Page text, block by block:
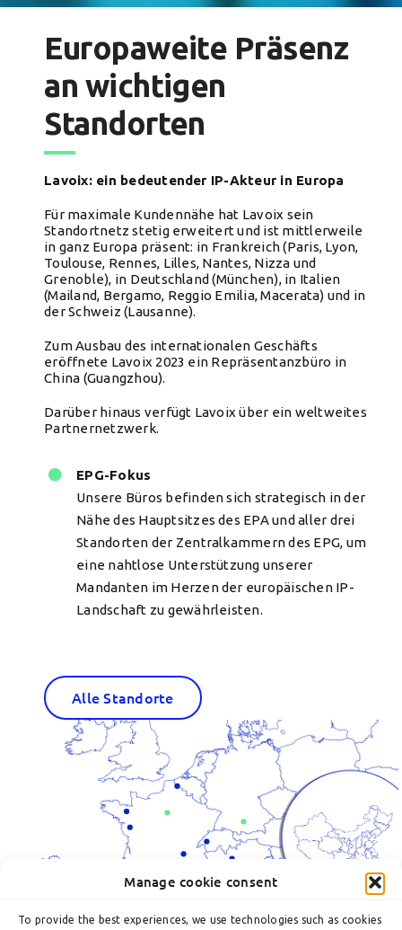
Manage cookie consent
To provide the best experiences, we use technologies such as cookies
Europaweite Präsenz
an wichtigen
Standorten
Lavoix: ein bedeutender IP-Akteur in Europa
Für maximale Kundennähe hat Lavoix sein
Standortnetz stetig erweitert und ist mittlerweile
in ganz Europa präsent: in Frankreich (Paris, Lyon,
Toulouse, Rennes, Lilles, Nantes, Nizza und
Grenoble), in Deutschland (München), in Italien
(Mailand, Bergamo, Reggio Emilia, Macerata) und in
der Schweiz (Lausanne).
Zum Ausbau des internationalen Geschäfts
eröffnete Lavoix 2023 ein Repräsentanzbüro in
China (Guangzhou).
Darüber hinaus verfügt Lavoix über ein weltweites
Partnernetzwerk.
EPG-Fokus
Unsere Büros befinden sich strategisch in der
Nähe des Hauptsitzes des EPA und aller drei
Standorten der Zentralkammern des EPG, um
eine nahtlose Unterstützung unserer
Mandanten im Herzen der europäischen IP-
Landschaft zu gewährleisten.
Alle Standorte